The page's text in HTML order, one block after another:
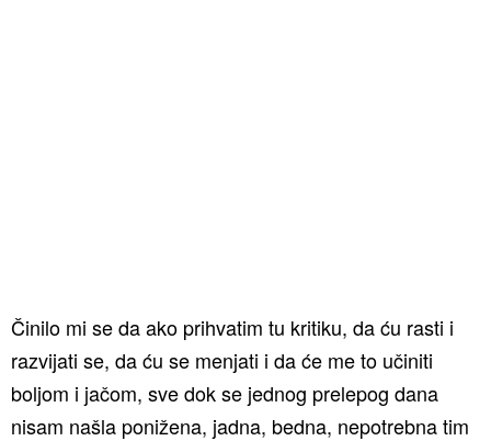
Činilo mi se da ako prihvatim tu kritiku, da ću rasti i
razvijati se, da ću se menjati i da će me to učiniti
boljom i jačom, sve dok se jednog prelepog dana
nisam našla ponižena, jadna, bedna, nepotrebna tim